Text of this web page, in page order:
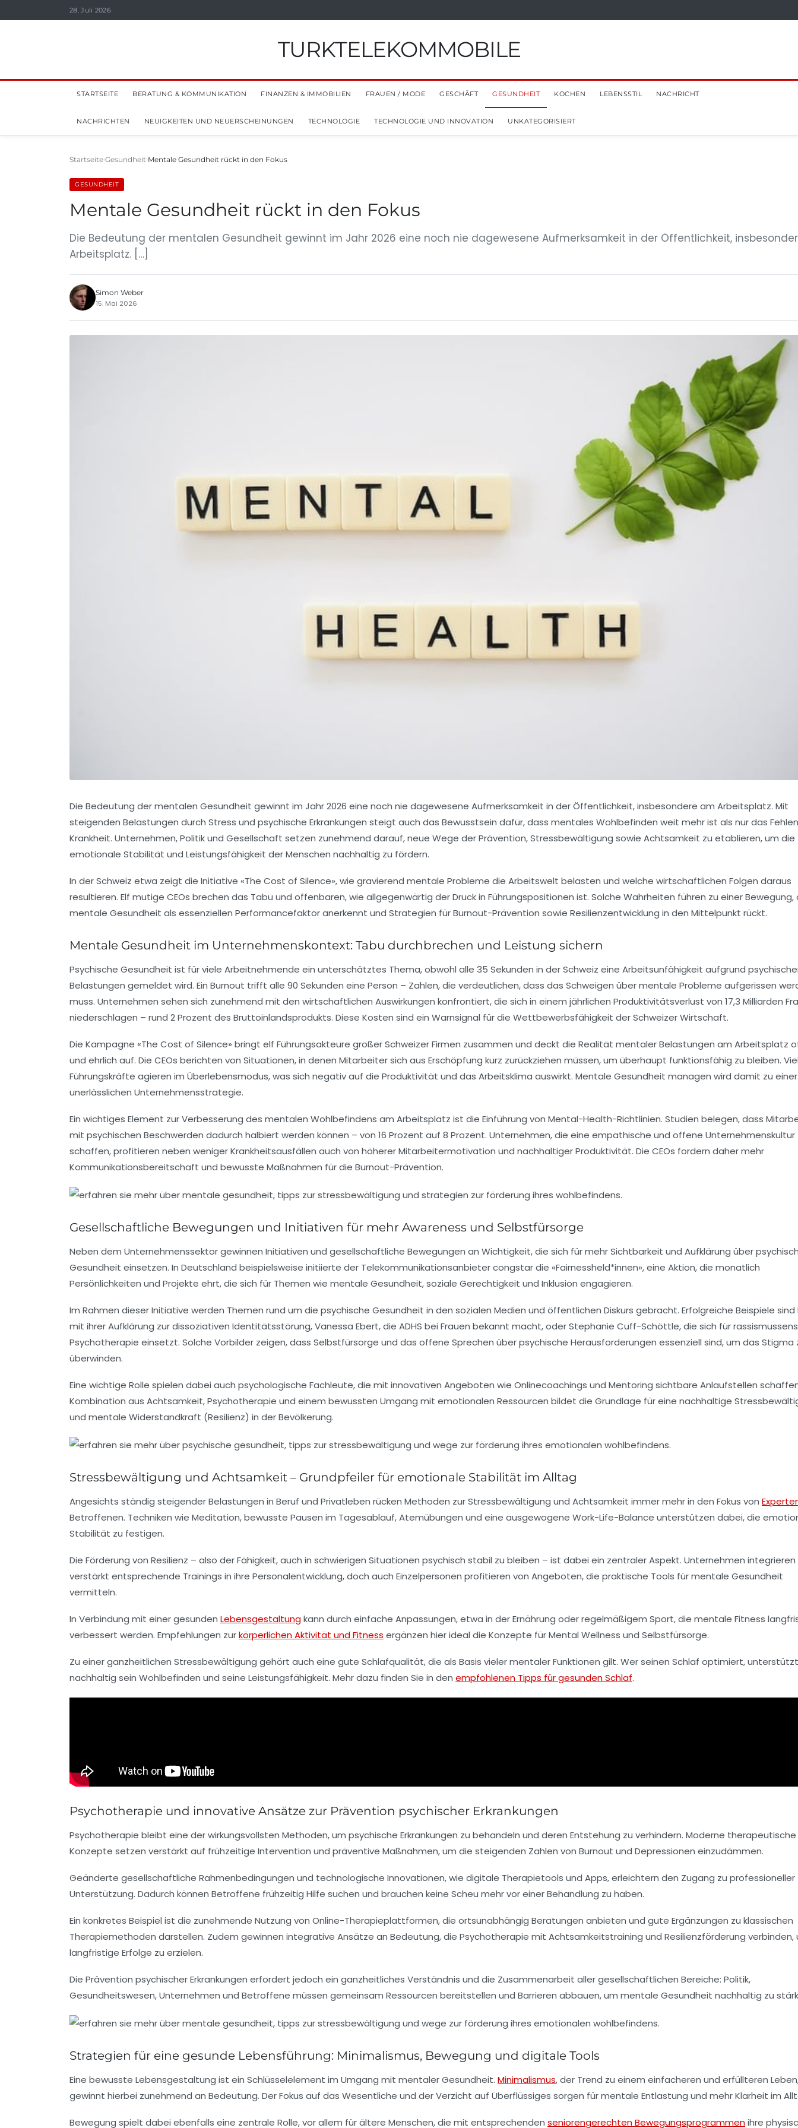
28. Juli 2026
TURKTELEKOMMOBILE
STARTSEITE BERATUNG & KOMMUNIKATION FINANZEN & IMMOBILIEN FRAUEN / MODE GESCHÄFT GESUNDHEIT KOCHEN LEBENSSTIL NACHRICHT
NACHRICHTEN NEUIGKEITEN UND NEUERSCHEINUNGEN TECHNOLOGIE TECHNOLOGIE UND INNOVATION UNKATEGORISIERT
Startseite Gesundheit Mentale Gesundheit rückt in den Fokus
GESUNDHEIT
Mentale Gesundheit rückt in den Fokus
Die Bedeutung der mentalen Gesundheit gewinnt im Jahr 2026 eine noch nie dagewesene Aufmerksamkeit in der Öffentlichkeit,
Arbeitsplatz. […]
Simon Weber
15. Mai 2026
Die Bedeutung der mentalen Gesundheit gewinnt im Jahr 2026 eine noch nie dagewesene Aufmerksamkeit in der Öffentlichkeit, insbesondere am Arbeitsplatz. Mit
steigenden Belastungen durch Stress und psychische Erkrankungen steigt auch das Bewusstsein dafür, dass mentales Wohlbefinden weit mehr ist als nur das
Krankheit. Unternehmen, Politik und Gesellschaft setzen zunehmend darauf, neue Wege der Prävention, Stressbewältigung sowie Achtsamkeit zu etablieren, um die
emotionale Stabilität und Leistungsfähigkeit der Menschen nachhaltig zu fördern.
In der Schweiz etwa zeigt die Initiative «The Cost of Silence», wie gravierend mentale Probleme die Arbeitswelt belasten und welche wirtschaftlichen Folgen daraus
resultieren. Elf mutige CEOs brechen das Tabu und offenbaren, wie allgegenwärtig der Druck in Führungspositionen ist. Solche Wahrheiten führen zu einer Bewegung,
mentale Gesundheit als essenziellen Performancefaktor anerkennt und Strategien für Burnout-Prävention sowie Resilienzentwicklung in den Mittelpunkt rückt.
Mentale Gesundheit im Unternehmenskontext: Tabu durchbrechen und Leistung sichern
Psychische Gesundheit ist für viele Arbeitnehmende ein unterschätztes Thema, obwohl alle 35 Sekunden in der Schweiz eine Arbeitsunfähigkeit aufgrund
Belastungen gemeldet wird. Ein Burnout trifft alle 90 Sekunden eine Person – Zahlen, die verdeutlichen, dass das Schweigen über mentale Probleme aufgerissen
muss. Unternehmen sehen sich zunehmend mit den wirtschaftlichen Auswirkungen konfrontiert, die sich in einem jährlichen Produktivitätsverlust von 17,3 Milliarden
niederschlagen – rund 2 Prozent des Bruttoinlandsprodukts. Diese Kosten sind ein Warnsignal für die Wettbewerbsfähigkeit der Schweizer Wirtschaft.
Die Kampagne «The Cost of Silence» bringt elf Führungsakteure großer Schweizer Firmen zusammen und deckt die Realität mentaler Belastungen am Arbeitsplatz
und ehrlich auf. Die CEOs berichten von Situationen, in denen Mitarbeiter sich aus Erschöpfung kurz zurückziehen müssen, um überhaupt funktionsfähig zu bleiben.
Führungskräfte agieren im Überlebensmodus, was sich negativ auf die Produktivität und das Arbeitsklima auswirkt. Mentale Gesundheit managen wird damit zu einer
unerlässlichen Unternehmensstrategie.
Ein wichtiges Element zur Verbesserung des mentalen Wohlbefindens am Arbeitsplatz ist die Einführung von Mental-Health-Richtlinien. Studien belegen, dass
mit psychischen Beschwerden dadurch halbiert werden können – von 16 Prozent auf 8 Prozent. Unternehmen, die eine empathische und offene Unternehmenskultur
schaffen, profitieren neben weniger Krankheitsausfällen auch von höherer Mitarbeitermotivation und nachhaltiger Produktivität. Die CEOs fordern daher mehr
Kommunikationsbereitschaft und bewusste Maßnahmen für die Burnout-Prävention.
Gesellschaftliche Bewegungen und Initiativen für mehr Awareness und Selbstfürsorge
Neben dem Unternehmenssektor gewinnen Initiativen und gesellschaftliche Bewegungen an Wichtigkeit, die sich für mehr Sichtbarkeit und Aufklärung über
Gesundheit einsetzen. In Deutschland beispielsweise initiierte der Telekommunikationsanbieter congstar die «Fairnessheld*innen», eine Aktion, die monatlich
Persönlichkeiten und Projekte ehrt, die sich für Themen wie mentale Gesundheit, soziale Gerechtigkeit und Inklusion engagieren.
Im Rahmen dieser Initiative werden Themen rund um die psychische Gesundheit in den sozialen Medien und öffentlichen Diskurs gebracht. Erfolgreiche Beispiele sind
mit ihrer Aufklärung zur dissoziativen Identitätsstörung, Vanessa Ebert, die ADHS bei Frauen bekannt macht, oder Stephanie Cuff-Schöttle, die sich für
Psychotherapie einsetzt. Solche Vorbilder zeigen, dass Selbstfürsorge und das offene Sprechen über psychische Herausforderungen essenziell sind, um das Stigma
überwinden.
Eine wichtige Rolle spielen dabei auch psychologische Fachleute, die mit innovativen Angeboten wie Onlinecoachings und Mentoring sichtbare Anlaufstellen
Kombination aus Achtsamkeit, Psychotherapie und einem bewussten Umgang mit emotionalen Ressourcen bildet die Grundlage für eine nachhaltige
und mentale Widerstandkraft (Resilienz) in der Bevölkerung.
Stressbewältigung und Achtsamkeit – Grundpfeiler für emotionale Stabilität im Alltag
Angesichts ständig steigender Belastungen in Beruf und Privatleben rücken Methoden zur Stressbewältigung und Achtsamkeit immer mehr in den Fokus von
Betroffenen. Techniken wie Meditation, bewusste Pausen im Tagesablauf, Atemübungen und eine ausgewogene Work-Life-Balance unterstützen dabei, die
Stabilität zu festigen.
Die Förderung von Resilienz – also der Fähigkeit, auch in schwierigen Situationen psychisch stabil zu bleiben – ist dabei ein zentraler Aspekt. Unternehmen integrieren
verstärkt entsprechende Trainings in ihre Personalentwicklung, doch auch Einzelpersonen profitieren von Angeboten, die praktische Tools für mentale Gesundheit
vermitteln.
In Verbindung mit einer gesunden Lebensgestaltungkann durch einfache Anpassungen, etwa in der Ernährung oder regelmäßigem Sport, die mentale Fitness
verbessert werden. Empfehlungen zurkörperlichen Aktivität und Fitness ergänzen hier ideal die Konzepte für Mental Wellness und Selbstfürsorge.
Zu einer ganzheitlichen Stressbewältigung gehört auch eine gute Schlafqualität, die als Basis vieler mentaler Funktionen gilt. Wer seinen Schlaf optimiert, unterstützt
nachhaltig sein Wohlbefinden und seine Leistungsfähigkeit. Mehr dazu finden Sie in den empfohlenen Tipps für gesunden Schlaf.
Psychotherapie und innovative Ansätze zur Prävention psychischer Erkrankungen
Psychotherapie bleibt eine der wirkungsvollsten Methoden, um psychische Erkrankungen zu behandeln und deren Entstehung zu verhindern. Moderne therapeutische
Konzepte setzen verstärkt auf frühzeitige Intervention und präventive Maßnahmen, um die steigenden Zahlen von Burnout und Depressionen einzudämmen.
Geänderte gesellschaftliche Rahmenbedingungen und technologische Innovationen, wie digitale Therapietools und Apps, erleichtern den Zugang zu professioneller
Unterstützung. Dadurch können Betroffene frühzeitig Hilfe suchen und brauchen keine Scheu mehr vor einer Behandlung zu haben.
Ein konkretes Beispiel ist die zunehmende Nutzung von Online-Therapieplattformen, die ortsunabhängig Beratungen anbieten und gute Ergänzungen zu klassischen
Therapiemethoden darstellen. Zudem gewinnen integrative Ansätze an Bedeutung, die Psychotherapie mit Achtsamkeitstraining und Resilienzförderung verbinden,
langfristige Erfolge zu erzielen.
Die Prävention psychischer Erkrankungen erfordert jedoch ein ganzheitliches Verständnis und die Zusammenarbeit aller gesellschaftlichen Bereiche: Politik,
Gesundheitswesen, Unternehmen und Betroffene müssen gemeinsam Ressourcen bereitstellen und Barrieren abbauen, um mentale Gesundheit nachhaltig zu
Strategien für eine gesunde Lebensführung: Minimalismus, Bewegung und digitale Tools
Eine bewusste Lebensgestaltung ist ein Schlüsselelement im Umgang mit mentaler Gesundheit. Minimalismus, der Trend zu einem einfacheren und erfüllteren
gewinnt hierbei zunehmend an Bedeutung. Der Fokus auf das Wesentliche und der Verzicht auf Überflüssiges sorgen für mentale Entlastung und mehr Klarheit im
Bewegung spielt dabei ebenfalls eine zentrale Rolle, vor allem für ältere Menschen, die mit entsprechenden seniorengerechten Bewegungsprogrammenihre